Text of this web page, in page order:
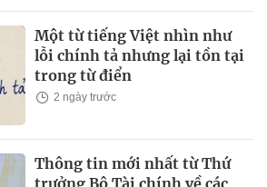
Một từ tiếng Việt nhìn như
lỗi chính tả nhưng lại tồn tại
trong từ điển
2 ngày trước
Thông tin mới nhất từ Thứ